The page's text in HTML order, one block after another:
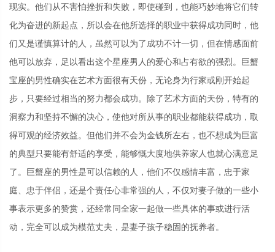
现实。他们从不害怕挫折和失败，即使碰到，也能巧妙地将它们转
化为奋进的新起点，所以会在他所选择的职业中获得成功同时，他
们又是谨慎算计的人，虽然可以为了成功不计一切，但在情感面前
他可以放弃，足以看出这个星座男人的爱心和占有欲的强烈。巨蟹
宝座的男性确实在艺术方面很有天份，无论身为行家或刚开始起
步，只要经过相当的努力都会成功。除了艺术方面的天份，特有的
洞察力和坚持不懈的决心，使他对所从事的职业都能获得成功，取
得可观的经济效益。但他们并不会为金钱所左右，也不想成为巨富
的典型只要能有舒适的享受，能够慨大度地供养家人也就心满意足
了。巨蟹座的男性是可以信赖的人，他们不仅感情丰富，忠于家
庭、忠于伴侣，还是个责任心非常强的人，不仅对妻子做的一些小
事表示更多的赞赏，还经常同全家一起做一些具体的事或进行活
动，完全可以成为模范丈夫，是妻子孩子稳固的抚养者。